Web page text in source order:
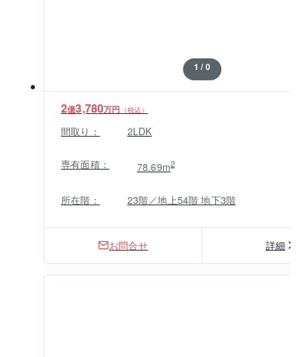
1 / 0
2億3,780万円 （税込）
間取り： 2LDK
専有面積： 78.69m2
所在階： 23階／地上54階 地下3階
お問合せ 詳細